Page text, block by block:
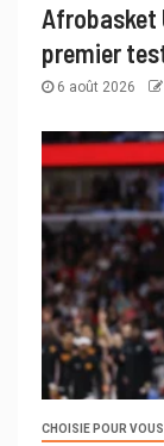
Afrobasket
premier
6 août 2026
CHOISIE POUR VOUS